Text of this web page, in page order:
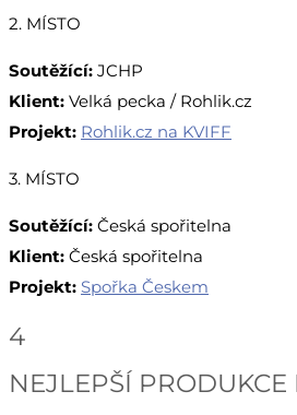
2. MÍSTO
Soutěžící: JCHP
Klient: Velká pecka / Rohlik.cz
Projekt: Rohlik.cz na KVIFF
3. MÍSTO
Soutěžící: Česká spořitelna
Klient: Česká spořitelna
Projekt: Spořka Českem
4
NEJLEPŠÍ PRODUKCE